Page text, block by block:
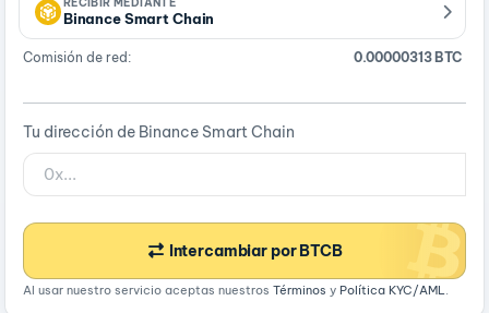
RECIBIR MEDIANTE
Binance Smart Chain
Comisión de red: 0.00000313 BTC
Tu dirección de Binance Smart Chain
Intercambiar por BTCB
Al usar nuestro servicio aceptas nuestros Términos y Política KYC/AML.